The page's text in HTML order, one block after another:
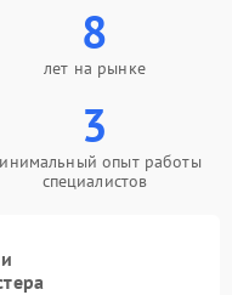
8
лет на рынке
3
опыт работы
специалистов